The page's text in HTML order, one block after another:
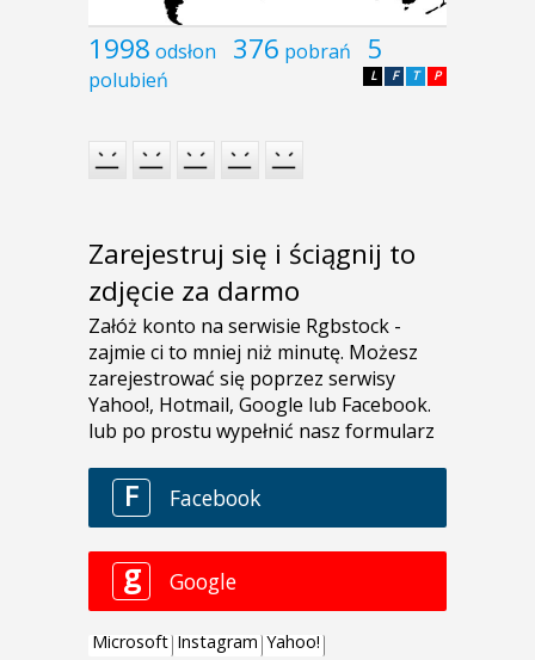
1998 odsłon 376 pobrań 5
polubień P
T
F
L
Zarejestruj się i ściągnij to
zdjęcie za darmo